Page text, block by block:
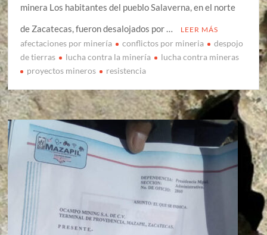
minera Los habitantes del pueblo Salaverna, en el norte
de Zacatecas, fueron desalojados por …
LEER MÁS
afectaciones por minería conflictos por mineria
despojo
de tierras
lucha contra la minería
lucha contra mineras
proyectos mineros
resistencia